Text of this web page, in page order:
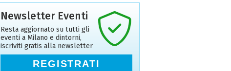
Newsletter Eventi
Resta aggiornato su tutti gli
eventi a Milano e dintorni,
iscriviti gratis alla newsletter
REGISTRATI